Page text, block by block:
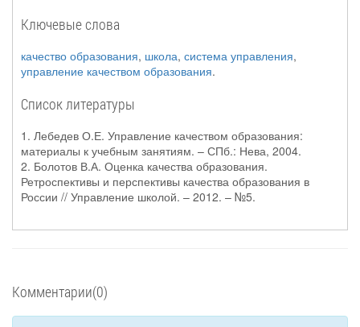
Ключевые слова
качество образования, школа, система управления,
управление качеством образования.
Список литературы
1. Лебедев О.Е. Управление качеством образования:
материалы к учебным занятиям. – СПб.: Нева, 2004.
2. Болотов В.А. Оценка качества образования.
Ретроспективы и перспективы качества образования в
России // Управление школой. – 2012. – №5.
Комментарии(0)